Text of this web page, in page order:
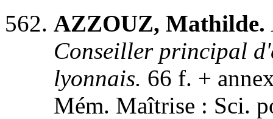
AZZOUZ, Mathilde.
Conseiller principal
lyonnais. 66 f. +
Mém. Maîtrise : Sci.